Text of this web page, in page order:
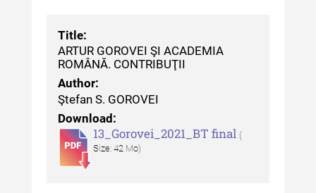
Title:
ARTUR GOROVEI ŞI ACADEMIA
ROMÂNĂ. CONTRIBUŢII
Author:
Ştefan S. GOROVEI
Download:
13_Gorovei_2021_BT final (
Size: 42 Mo)